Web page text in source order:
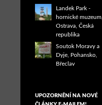
Landek Park -
hornické muzeum,
Ostrava, Česká
republika
Soutok Moravy a
Dyje, Pohansko,
Břeclav
UPOZORNĚNÍ NA NOVÉ